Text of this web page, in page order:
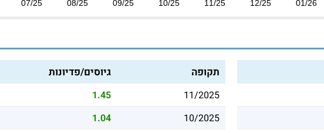
07/25 08/25 09/25 10/25 11/25 12/25 01/26
תקופה גיוסים/פדיונות
11/2025
1.45
10/2025
1.04